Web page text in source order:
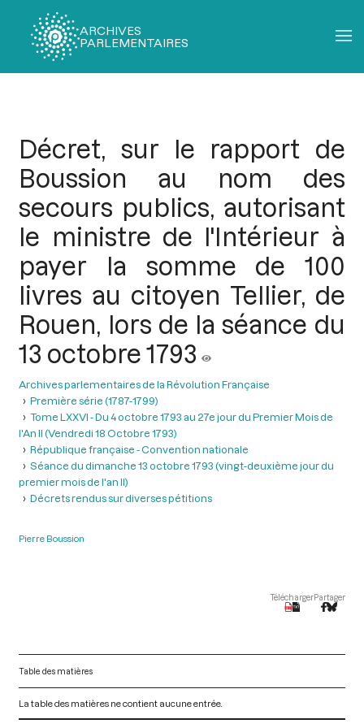
ARCHIVES
PARLEMENTAIRES
Décret, sur le rapport de
Boussion au nom des
secours publics, autorisant
le ministre de l'Intérieur à
payer la somme de 100
livres au citoyen Tellier, de
Rouen, lors de la séance du
13 octobre 1793
Archives parlementaires de la Révolution Française
Première série (1787-1799)
Tome LXXVI - Du 4 octobre 1793 au 27e jour du Premier Mois de
l'An II (Vendredi 18 Octobre 1793)
République française - Convention nationale
Séance du dimanche 13 octobre 1793 (vingt-deuxième jour du
premier mois de l'an II)
Décrets rendus sur diverses pétitions
Pierre Boussion
TéléchargerPartager
Table des matières
La table des matières ne contient aucune entrée.